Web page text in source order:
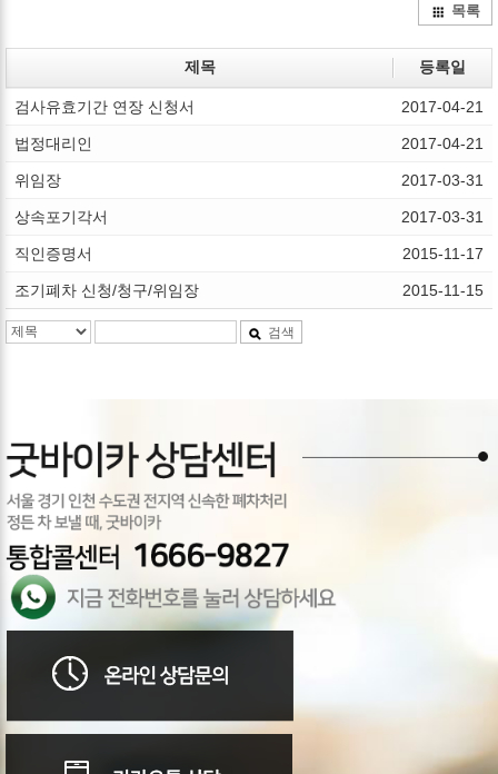
목록
제목 등록일
검사유효기간 연장 신청서 2017-04-21
법정대리인 2017-04-21
위임장 2017-03-31
상속포기각서 2017-03-31
직인증명서 2015-11-17
조기폐차 신청/청구/위임장 2015-11-15
검색